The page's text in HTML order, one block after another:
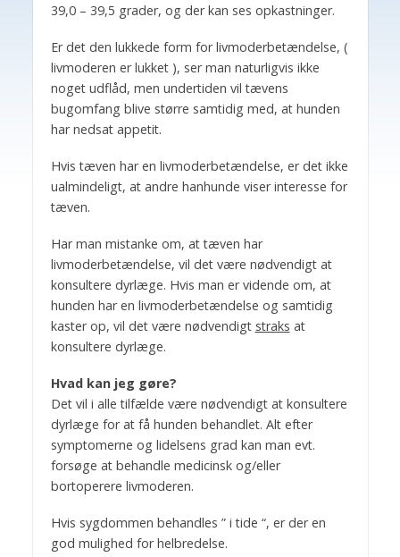
39,0 – 39,5 grader, og der kan ses opkastninger.
Er det den lukkede form for livmoderbetændelse, (
livmoderen er lukket ), ser man naturligvis ikke
noget udflåd, men undertiden vil tævens
bugomfang blive større samtidig med, at hunden
har nedsat appetit.
Hvis tæven har en livmoderbetændelse, er det ikke
ualmindeligt, at andre hanhunde viser interesse for
tæven.
Har man mistanke om, at tæven har
livmoderbetændelse, vil det være nødvendigt at
konsultere dyrlæge. Hvis man er vidende om, at
hunden har en livmoderbetændelse og samtidig
kaster op, vil det være nødvendigt straks at
konsultere dyrlæge.
Hvad kan jeg gøre?
Det vil i alle tilfælde være nødvendigt at konsultere
dyrlæge for at få hunden behandlet. Alt efter
symptomerne og lidelsens grad kan man evt.
forsøge at behandle medicinsk og/eller
bortoperere livmoderen.
Hvis sygdommen behandles ” i tide “, er der en
god mulighed for helbredelse.